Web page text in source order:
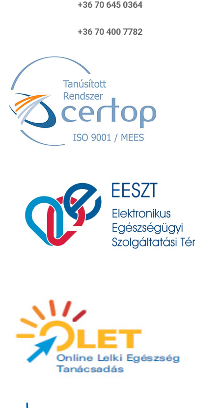
+36 70 645 0364
+36 70 400 7782